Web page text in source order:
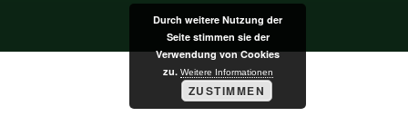
Durch weitere Nutzung der
Seite stimmen sie der
Verwendung von Cookies
zu. Weitere Informationen
ZUSTIMMEN